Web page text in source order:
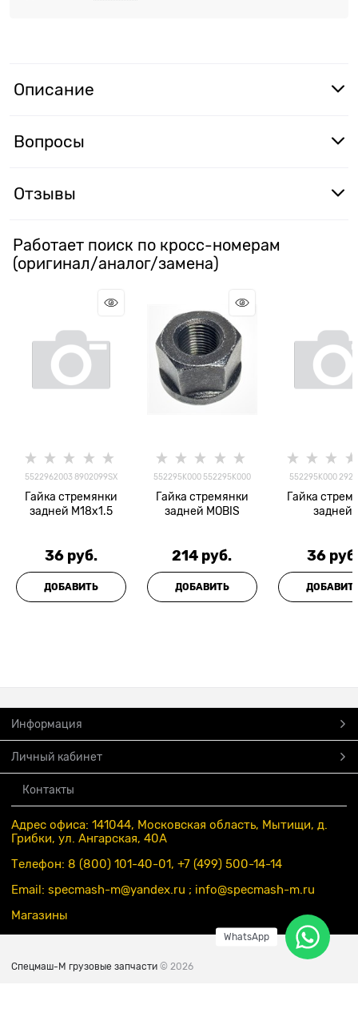
Описание
Вопросы
Отзывы
Работает поиск по кросс-номерам
(оригинал/аналог/замена)
5522962003 8902099SX
Гайка стремянки
задней M18x1.5
36 руб.
ДОБАВИТЬ
552295K000 552295K000
Гайка стремянки
задней MOBIS
214 руб.
ДОБАВИТЬ
552295K000
Гайка
задней
36
Информация
Личный кабинет
Контакты
Адрес офиса: 141044, Московская область, Мытищи, д.
Грибки, ул. Ангарская, 40А
Телефон: 8 (800) 101-40-01, +7 (499) 500-14-14
Email: specmash-m@yandex.ru ; info@specmash-m.ru
Магазины
Спецмаш-М грузовые запчасти © 2026
WhatsApp